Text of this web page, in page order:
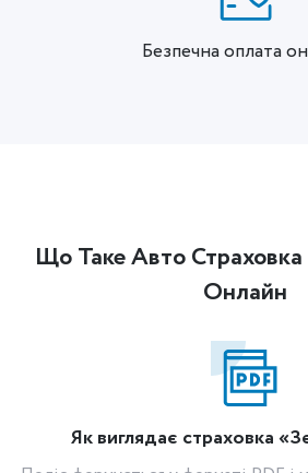
Безпечна оплата
Що Таке Авто
Онлайн
Як виглядає страховка